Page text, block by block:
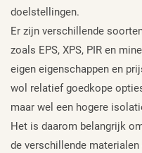
doelstellingen.
Er zijn verschillende
zoals EPS, XPS, PIR en
eigen eigenschappen en
wol relatief goedkope
maar wel een hogere
Het is daarom belangrijk
de verschillende